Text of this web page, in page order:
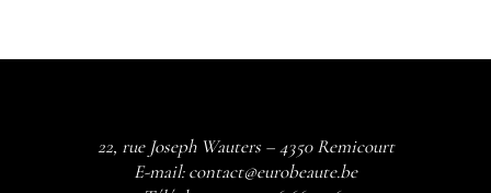
22, rue Joseph Wauters – 4350 Remicourt
E-mail:contact@eurobeaute.be